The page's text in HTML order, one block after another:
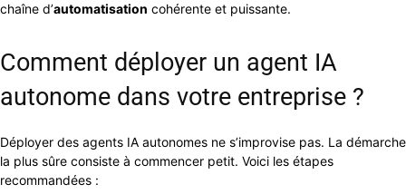
chaîne d’automatisation cohérente et puissante.
Comment déployer un agent IA
autonome dans votre entreprise ?
Déployer des agents IA autonomes ne s’improvise pas. La démarche
la plus sûre consiste à commencer petit. Voici les étapes
recommandées :